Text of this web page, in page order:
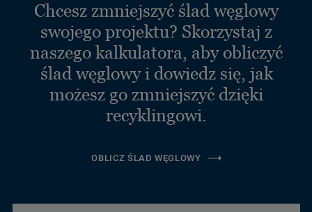
Chcesz zmniejszyć ślad węglowy
swojego projektu? Skorzystaj z
naszego kalkulatora, aby obliczyć
ślad węglowy i dowiedz się, jak
możesz go zmniejszyć dzięki
recyklingowi.
OBLICZ ŚLAD WĘGLOWY